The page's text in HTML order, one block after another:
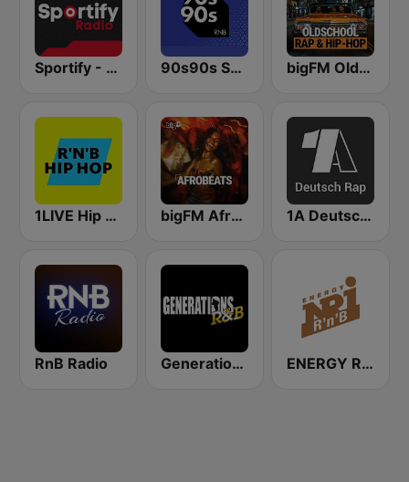
Sportify - R&B Workout 90s90s Soul & R&B bigFM Oldschool Rap & Hip-Hop
1LIVE Hip Hop & RnB bigFM Afrobeats 1A Deutsch Rap
RnB Radio Generations R&B ENERGY RNB